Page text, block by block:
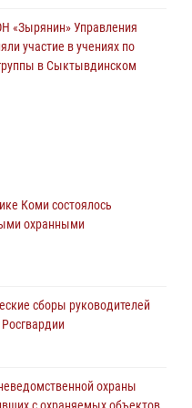
«Зырянин» Управления
участие в учениях по
в Сыктывдинском
об изменениях в
и продолжают изымать
обратился в Росгвардию
Коми состоялось
охранными
сборы руководителей
охраны
с охраняемых объектов